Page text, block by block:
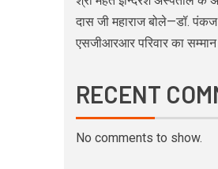
दास जी महाराज बोले—डॉ. पंकज
एसजीआरआर परिवार का सम्मान
RECENT
No comments to show.